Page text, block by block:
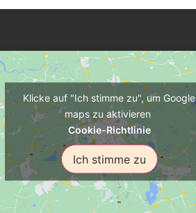
Klicke auf "Ich stimme zu", um Google
maps zu aktivieren
Cookie-Richtlinie
Ich stimme zu